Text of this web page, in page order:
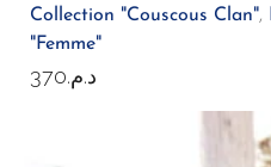
Collection "Couscous Clan",
"Femme"
د.م.370